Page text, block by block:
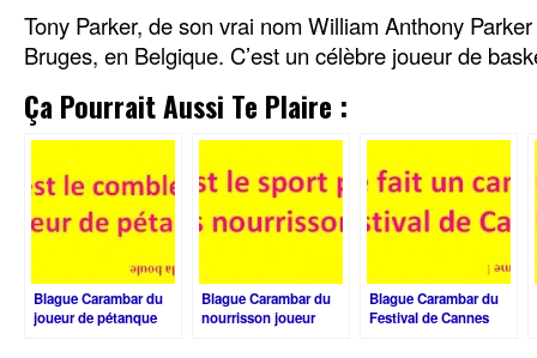
Tony Parker, de son vrai nom William Anthony
Bruges, en Belgique. C’est un célèbre joueur de
Ça Pourrait Aussi Te Plaire :
Blague Carambar du
joueur de pétanque
Blague Carambar du
nourrisson joueur
Blague Carambar du
Festival de Cannes